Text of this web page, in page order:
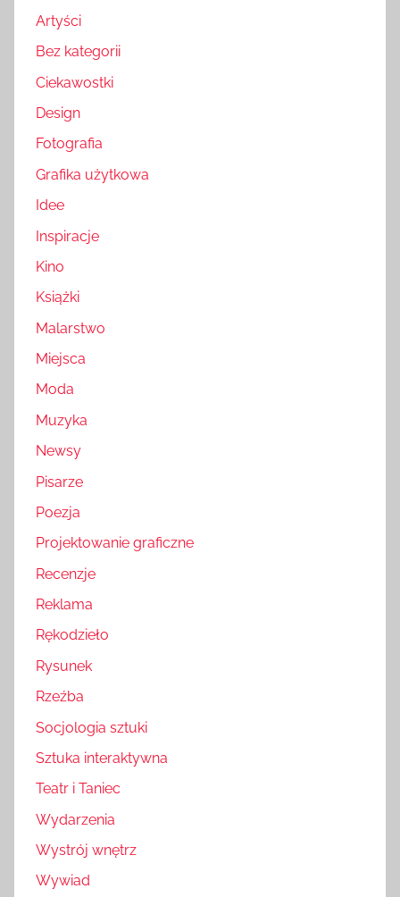
Artyści
Bez kategorii
Ciekawostki
Design
Fotografia
Grafika użytkowa
Idee
Inspiracje
Kino
Książki
Malarstwo
Miejsca
Moda
Muzyka
Newsy
Pisarze
Poezja
Projektowanie graficzne
Recenzje
Reklama
Rękodzieło
Rysunek
Rzeźba
Socjologia sztuki
Sztuka interaktywna
Teatr i Taniec
Wydarzenia
Wystrój wnętrz
Wywiad